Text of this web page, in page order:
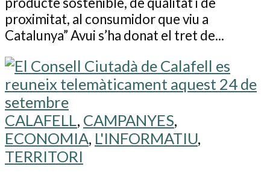
proximitat, al consumidor que viu a
Catalunya” Avui s’ha donat el tret de...
CALAFELL, CAMPANYES,
ECONOMIA, L'INFORMATIU,
TERRITORI